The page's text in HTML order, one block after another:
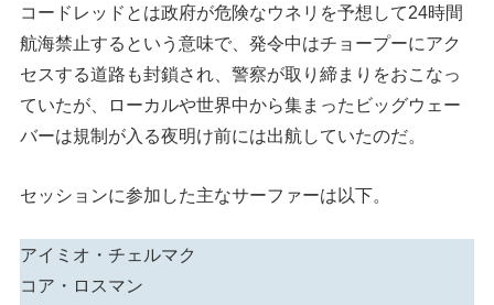
コードレッドとは政府が危険なウネリを予想して24時間
航海禁止するという意味で、発令中はチョープーにアク
セスする道路も封鎖され、警察が取り締まりをおこなっ
ていたが、ローカルや世界中から集まったビッグウェー
バーは規制が入る夜明け前には出航していたのだ。
セッションに参加した主なサーファーは以下。
アイミオ・チェルマク
コア・ロスマン